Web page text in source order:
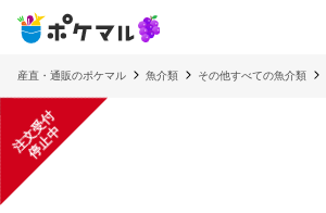
産直・通販のポケマル 魚介類 その他すべての魚介類
注
文
受
付
停
止
中